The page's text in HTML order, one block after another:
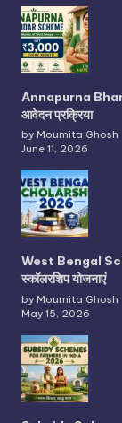
Annapurna
आवेदन प्रक्रिया
by Moumita Ghosh
June 11, 2026
West Bengal
स्कॉलरशिप योजनाएं
by Moumita Ghosh
May 15, 2026